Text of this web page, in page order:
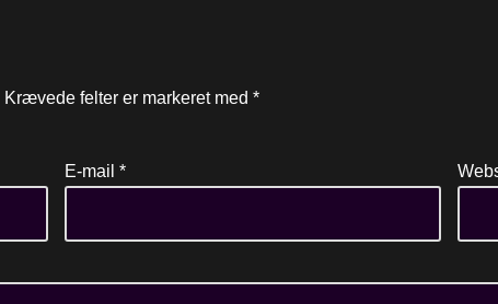
Krævede felter er markeret med *
E-mail*